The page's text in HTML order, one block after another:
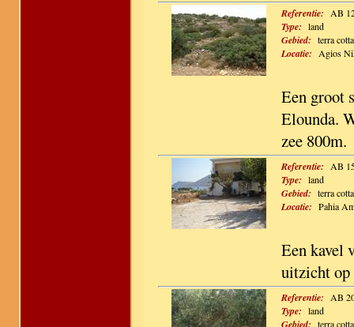
Referentie: AB
Type: land
Gebied: terra cotta
Locatie: Agios
Een groot
Elounda.
zee 800m.
Referentie: AB
Type: land
Gebied: terra cotta
Locatie: Pahia
Een kavel
uitzicht op
Referentie: AB
Type: land
terra cotta